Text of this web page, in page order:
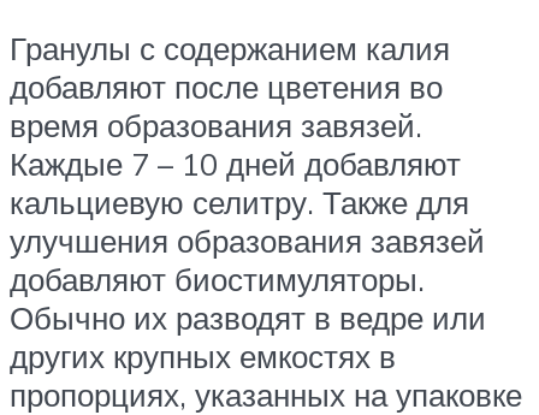
Гранулы с содержанием калия
добавляют после цветения во
время образования завязей.
Каждые 7 – 10 дней добавляют
кальциевую селитру. Также для
улучшения образования завязей
добавляют биостимуляторы.
Обычно их разводят в ведре или
других крупных емкостях в
пропорциях, указанных на упаковке